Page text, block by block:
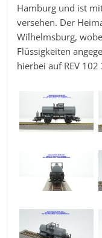
Hamburg und ist
versehen. Der
Wilhelmsburg,
Flüssigkeiten
hierbei auf REV